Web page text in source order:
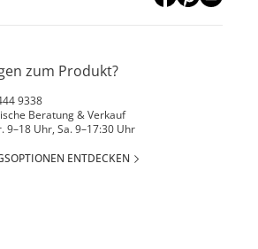
zum Produkt?
9338
Beratung & Verkauf
9–18 Uhr, Sa. 9–17:30 Uhr
ENTDECKEN